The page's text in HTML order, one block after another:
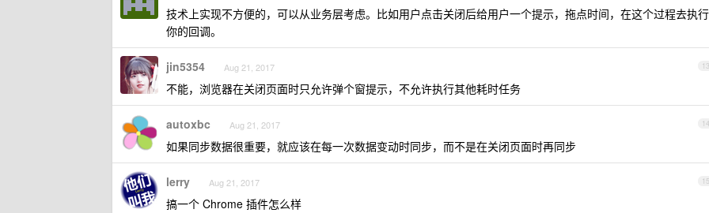
技术上实现不方便的，可以从业务层考虑。比如用户点击关闭后给用户一个提示，拖点时间，在这个过程去执行
你的回调。
13
jin5354 Aug 21, 2017
不能，浏览器在关闭页面时只允许弹个窗提示，不允许执行其他耗时任务
14
autoxbc Aug 21, 2017
如果同步数据很重要，就应该在每一次数据变动时同步，而不是在关闭页面时再同步
15
lerry Aug 21, 2017
搞一个 Chrome 插件怎么样